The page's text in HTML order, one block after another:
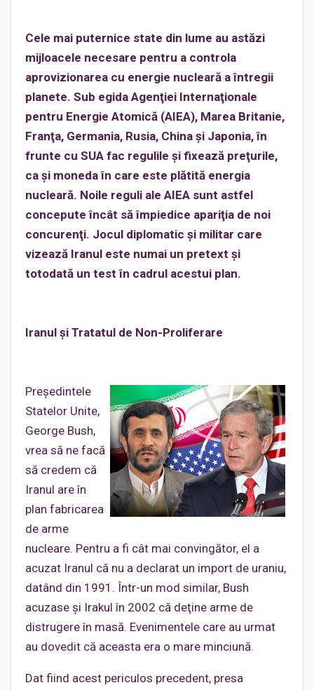
Cele mai puternice state din lume au astăzi
mijloacele necesare pentru a controla
aprovizionarea cu energie nucleară a întregii
planete. Sub egida Agenţiei Internaţionale
pentru Energie Atomică (AIEA), Marea Britanie,
Franţa, Germania, Rusia, China şi Japonia, în
frunte cu SUA fac regulile şi fixează preţurile,
ca şi moneda în care este plătită energia
nucleară. Noile reguli ale AIEA sunt astfel
concepute încât să împiedice apariţia de noi
concurenţi. Jocul diplomatic şi militar care
vizează Iranul este numai un pretext şi
totodată un test în cadrul acestui plan.
Iranul şi Tratatul de Non-Proliferare
Preşedintele
Statelor Unite,
George Bush,
vrea să ne facă
să credem că
Iranul are în
plan fabricarea
de arme
nucleare. Pentru a fi cât mai convingător, el a
acuzat Iranul că nu a declarat un import de uraniu,
datând din 1991. Într-un mod similar, Bush
acuzase şi Irakul în 2002 că deţine arme de
distrugere în masă. Evenimentele care au urmat
au dovedit că aceasta era o mare minciună.
Dat fiind acest periculos precedent, presa